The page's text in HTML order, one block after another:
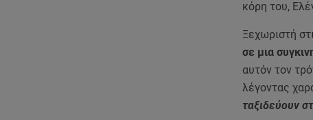
κόρη του,
Ξεχωριστή
σε μια
αυτόν τον
λέγοντας
ταξιδεύουν